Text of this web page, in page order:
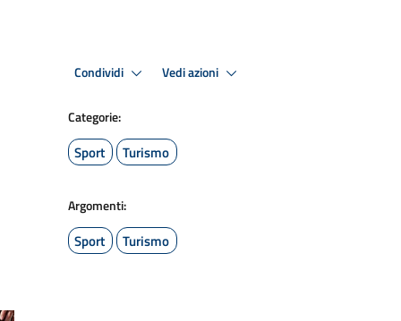
Condividi Vedi azioni
Categorie:
Sport Turismo
Argomenti:
Sport Turismo